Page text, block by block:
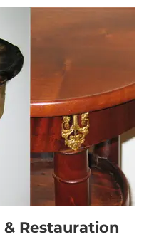
& Restauration